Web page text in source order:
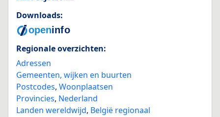
Downloads:
Regionale overzichten:
Adressen
Gemeenten, wijken en buurten
Postcodes, Woonplaatsen
Provincies, Nederland
Landen wereldwijd, België regionaal